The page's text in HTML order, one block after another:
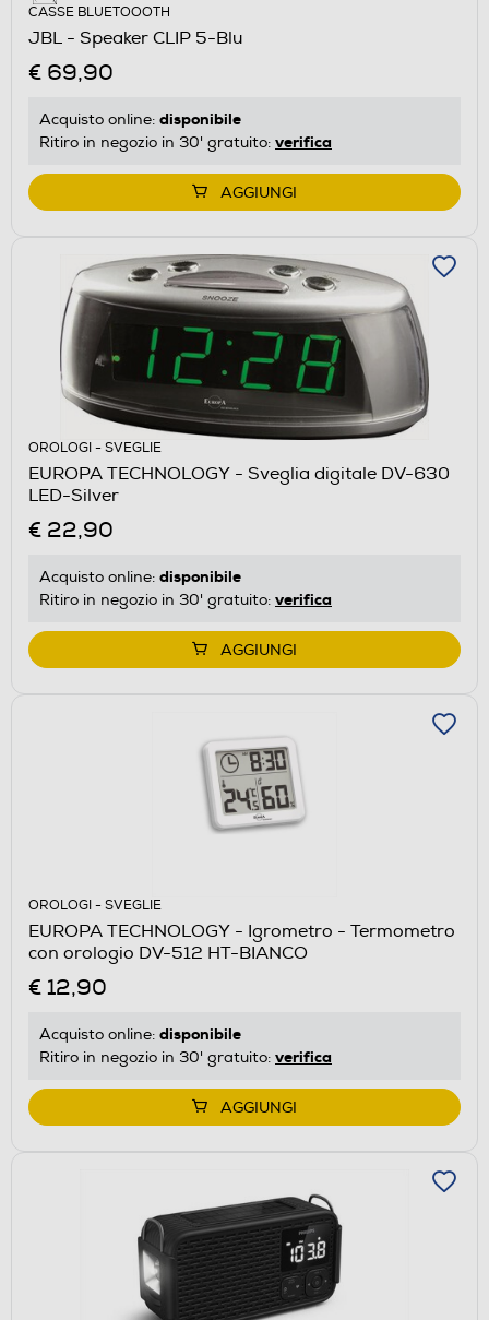
CASSE BLUETOOOTH
JBL - Speaker CLIP 5-Blu
€ 69,90
Acquisto online: disponibile
Ritiro in negozio in 30' gratuito: verifica
AGGIUNGI
OROLOGI - SVEGLIE
EUROPA TECHNOLOGY - Sveglia digitale DV-630
LED-Silver
€ 22,90
Acquisto online: disponibile
Ritiro in negozio in 30' gratuito: verifica
AGGIUNGI
OROLOGI - SVEGLIE
EUROPA TECHNOLOGY - Igrometro - Termometro
con orologio DV-512 HT-BIANCO
€ 12,90
Acquisto online: disponibile
Ritiro in negozio in 30' gratuito: verifica
AGGIUNGI